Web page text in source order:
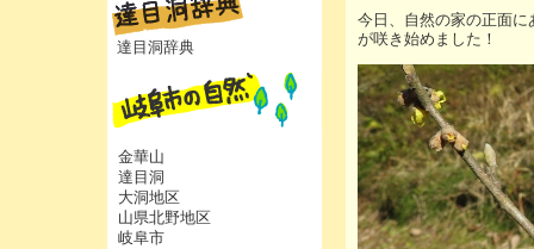
達目洞辞典
金華山
達目洞
大洞地区
山県北野地区
岐阜市
今日、自然の家の正面
が咲き始めました！